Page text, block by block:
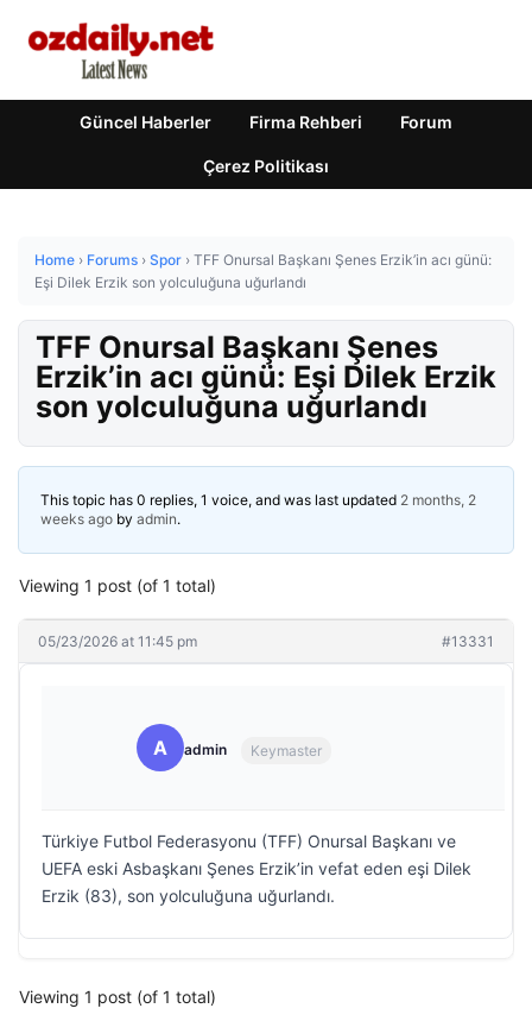
Güncel Haberler Firma Rehberi Forum
Çerez Politikası
Home › Forums › Spor › TFF Onursal Başkanı Şenes Erzik’in acı günü:
Eşi Dilek Erzik son yolculuğuna uğurlandı
TFF Onursal Başkanı Şenes
Erzik’in acı günü: Eşi Dilek Erzik
son yolculuğuna uğurlandı
This topic has 0 replies, 1 voice, and was last updated 2 months, 2
weeks ago by admin.
Viewing 1 post (of 1 total)
05/23/2026 at 11:45 pm #13331
A admin Keymaster
Türkiye Futbol Federasyonu (TFF) Onursal Başkanı ve
UEFA eski Asbaşkanı Şenes Erzik’in vefat eden eşi Dilek
Erzik (83), son yolculuğuna uğurlandı.
Viewing 1 post (of 1 total)